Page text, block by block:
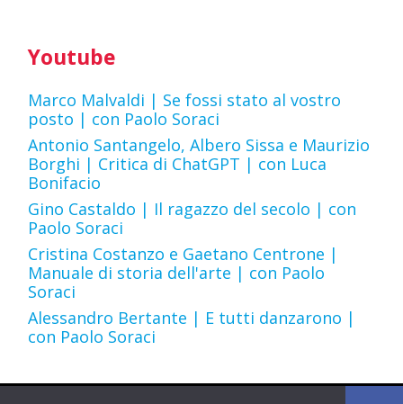
Youtube
Marco Malvaldi | Se fossi stato al vostro
posto | con Paolo Soraci
Antonio Santangelo, Albero Sissa e Maurizio
Borghi | Critica di ChatGPT | con Luca
Bonifacio
Gino Castaldo | Il ragazzo del secolo | con
Paolo Soraci
Cristina Costanzo e Gaetano Centrone |
Manuale di storia dell'arte | con Paolo
Soraci
Alessandro Bertante | E tutti danzarono |
con Paolo Soraci